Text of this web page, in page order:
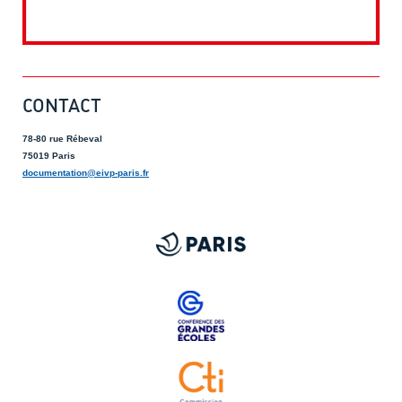
CONTACT
78-80 rue Rébeval
75019 Paris
documentation@eivp-paris.fr